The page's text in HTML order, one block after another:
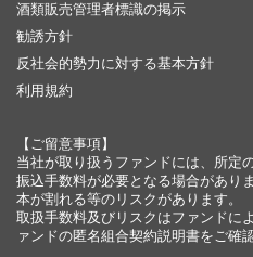
酒類販売管理者標識の掲示
勧誘方針
反社会的勢力に対する基本方針
利用規約
【ご留意事項】
当社が取り扱うファンドには、所定
振込手数料が必要となる場合があり
本が割れる等のリスクがあります。
取扱手数料及びリスクはファンドに
ァンドの匿名組合契約説明書をご確